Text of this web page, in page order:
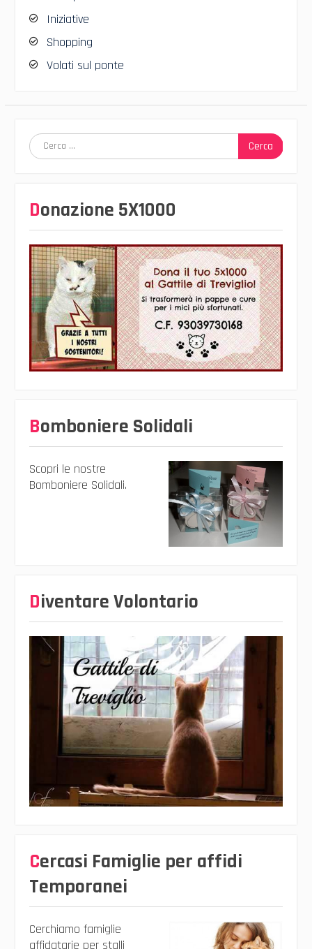
Iniziative
Shopping
Volati sul ponte
Ricerca
per:
Donazione 5X1000
Bomboniere Solidali
Scopri le nostre
Bomboniere Solidali.
Diventare Volontario
Cercasi Famiglie per affidi
Temporanei
Cerchiamo famiglie
affidatarie per stalli